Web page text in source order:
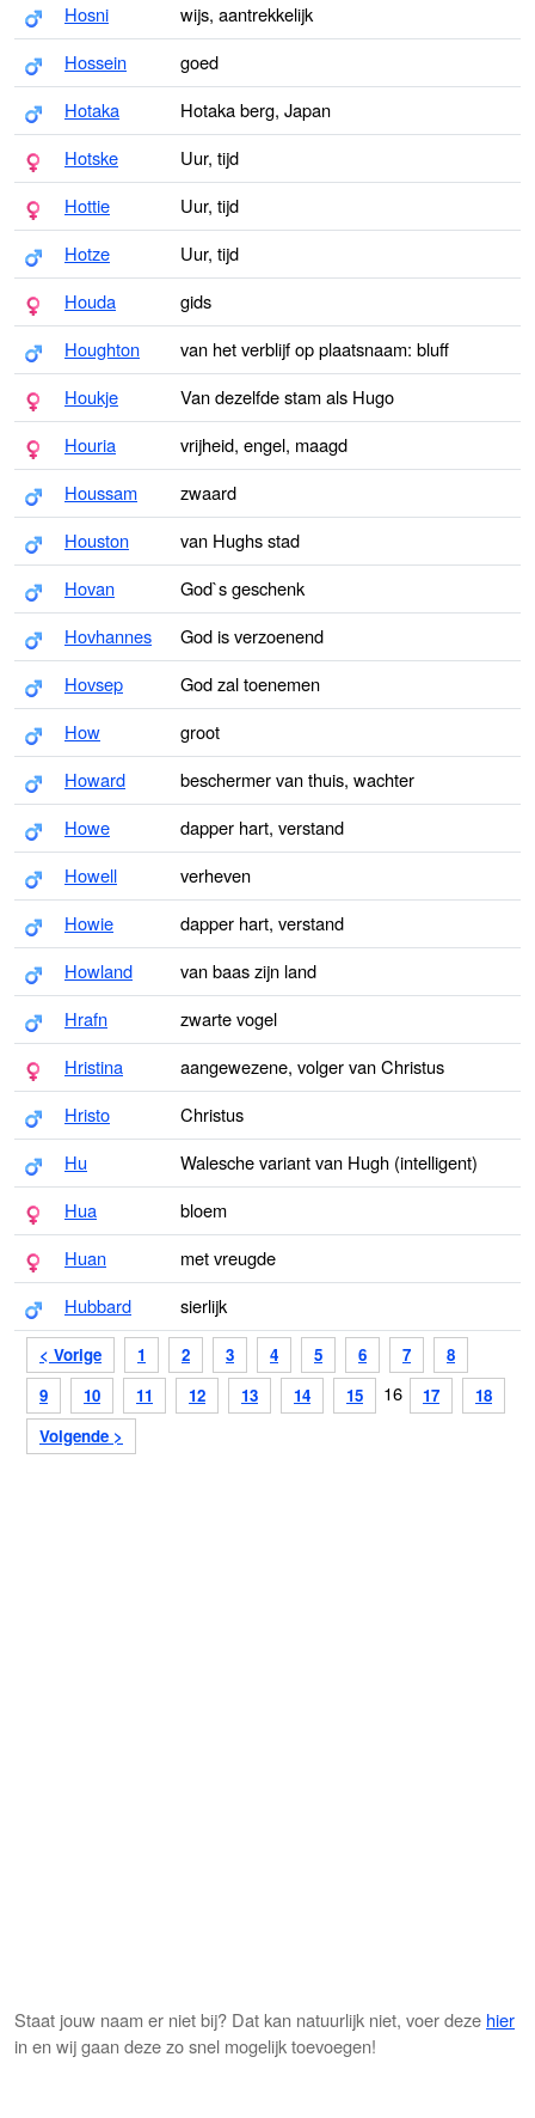
< Vorige 1 2 3 4 5 6 7
8
9
10 11 12 13 14 15 16 17
18
Volgende >
Hosni
wijs, aantrekkelijk
Hossein
goed
Hotaka
Hotaka berg, Japan
Hotske
Uur, tijd
Hottie
Uur, tijd
Hotze
Uur, tijd
Houda
gids
Houghton
van het verblijf op plaatsnaam: bluff
Houkje
Van dezelfde stam als Hugo
Houria
vrijheid, engel, maagd
Houssam
zwaard
Houston
van Hughs stad
Hovan
God`s geschenk
Hovhannes
God is verzoenend
Hovsep
God zal toenemen
How
groot
Howard
beschermer van thuis, wachter
Howe
dapper hart, verstand
Howell
verheven
Howie
dapper hart, verstand
Howland
van baas zijn land
Hrafn
zwarte vogel
Hristina
aangewezene, volger van Christus
Hristo
Christus
Hu
Walesche variant van Hugh (intelligent)
Hua
bloem
Huan
met vreugde
Hubbard
sierlijk
Staat jouw naam er niet bij? Dat kan natuurlijk niet, voer deze hier
in en wij gaan deze zo snel mogelijk toevoegen!